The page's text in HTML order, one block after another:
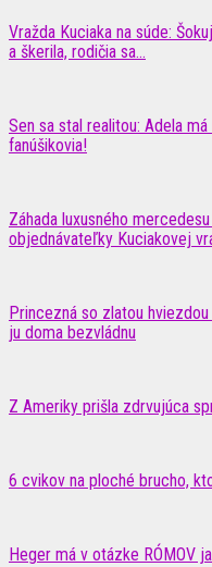
Vražda Kuciaka na súde:
a škerila, rodičia sa...
Sen sa stal realitou: Adela
fanúšikovia!
Záhada luxusného
objednávateľky Kuciakovej
Princezná so zlatou
ju doma bezvládnu
Z Ameriky prišla zdrvujúca
6 cvikov na ploché brucho,
Heger má v otázke RÓMOV